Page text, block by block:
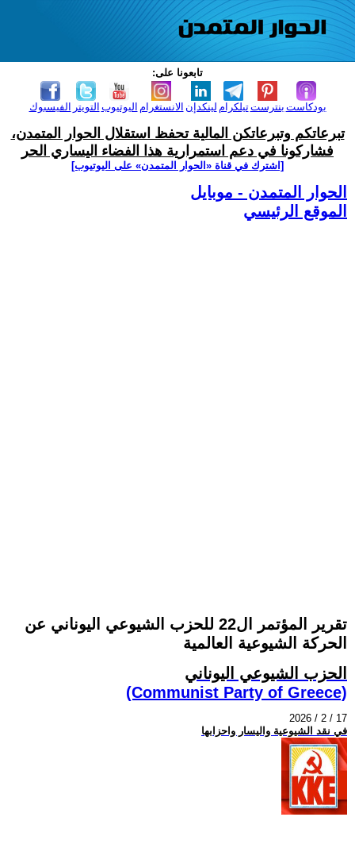
تابعونا على:
الفيسبوك التويتر اليوتيوب الانستغرام لينكدإن تيلكرامبنترست بودكاست
تبرعاتكم وتبرعاتكن المالية تحفظ استقلال الحوار المتمدن،
فشاركونا في دعم استمرارية هذا الفضاء اليساري الحر
[اشترك في قناة ‫«الحوار المتمدن» على اليوتيوب]
الحوار المتمدن - موبايل
الموقع الرئيسي
تقرير المؤتمر ال22 للحزب الشيوعي اليوناني عن
الحركة الشيوعية العالمية
الحزب الشيوعي اليوناني
(Communist Party of Greece)
2026 / 2 / 17
في نقد الشيوعية واليسار واحزابها